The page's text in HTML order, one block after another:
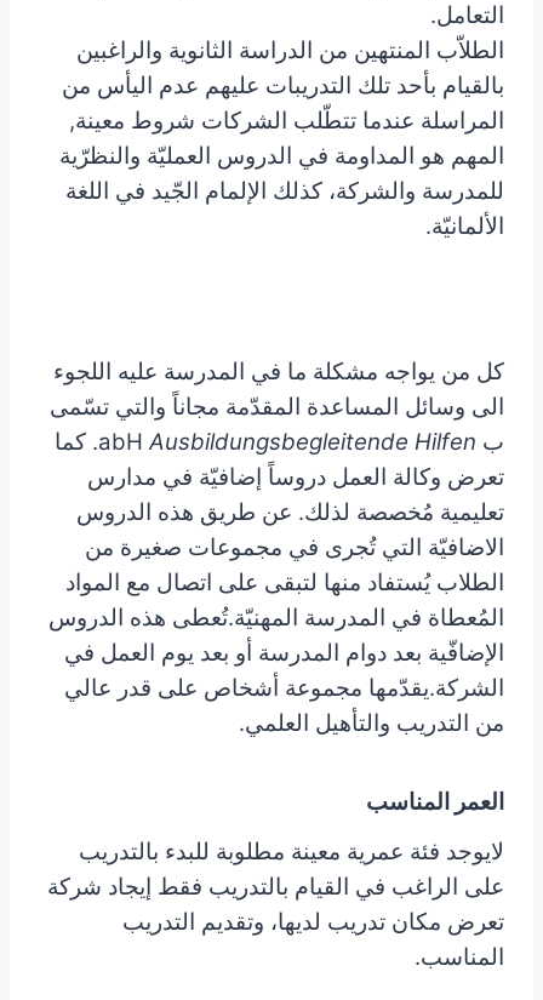
التعامل.
الطلاّب المنتهين من الدراسة الثانوية والراغبين
بالقيام بأحد تلك التدريبات عليهم عدم اليأس من
المراسلة عندما تتطّلب الشركات شروط معينة,
المهم هو المداومة في الدروس العمليّة والنظرّية
للمدرسة والشركة، كذلك الإلمام الجّيد في اللغة
الألمانيّة.
كل من يواجه مشكلة ما في المدرسة عليه اللجوء
الى وسائل المساعدة المقدّمة مجاناً والتي تسّمى
ب abH Ausbildungsbegleitende Hilfen
. كما
تعرض وكالة العمل دروساً إضافيّة في مدارس
تعليمية مُخصصة لذلك. عن طريق هذه الدروس
الاضافيّة التي تُجرى في مجموعات صغيرة من
الطلاب يُستفاد منها لتبقى على اتصال مع المواد
المُعطاة في المدرسة المهنيّة.تُعطى هذه الدروس
الإضافّية بعد دوام المدرسة أو بعد يوم العمل في
الشركة.يقدّمها مجموعة أشخاص على قدر عالي
من التدريب والتأهيل العلمي.
العمر المناسب
لايوجد فئة عمرية معينة مطلوبة للبدء بالتدريب
على الراغب في القيام بالتدريب فقط إيجاد شركة
تعرض مكان تدريب لديها، وتقديم التدريب
المناسب.